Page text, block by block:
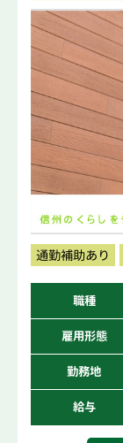
通勤補助あり
職種
雇用形態
勤務地
給与